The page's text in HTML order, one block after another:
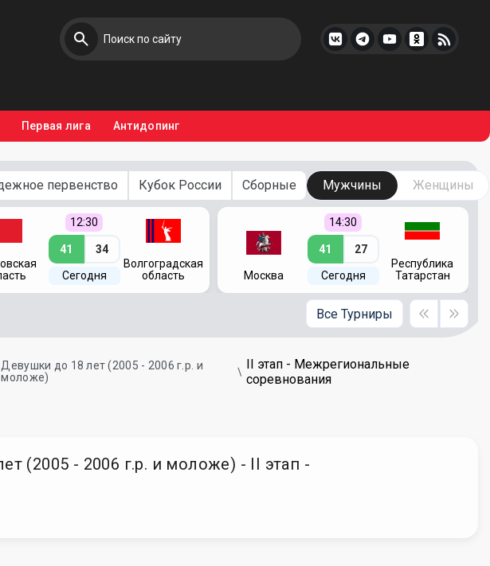
Первая лига Антидопинг
первенство Кубок России Сборные Мужчины Женщины
12:30
41 34
Сегодня
Волгоградская
область
Москва
14:30
41 27
Сегодня
Республика
Татарстан
Все Турниры
Девушки до 18 лет (2005 - 2006 г.р. и
моложе)
II этап - Межрегиональные
соревнования
(2005 - 2006 г.р. и моложе) - II этап -